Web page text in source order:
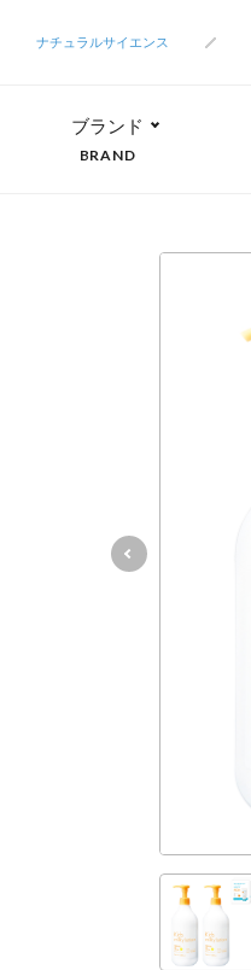
ナチュラルサイエンス
ブランド
BRAND